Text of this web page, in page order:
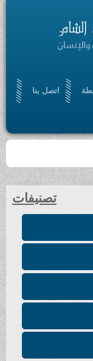
اتصل بنا
تصنيفات